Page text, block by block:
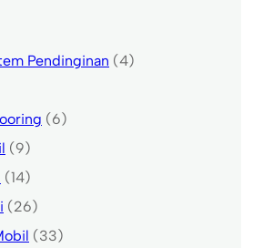
Pendinginan (4)
(6)
(9)
(14)
(26)
(33)